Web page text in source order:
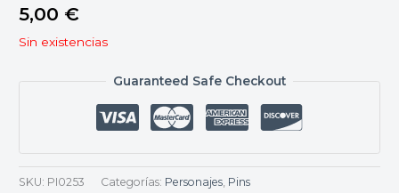
5,00 €
Sin existencias
Guaranteed Safe Checkout
SKU: PI0253 Categorías: Personajes, Pins